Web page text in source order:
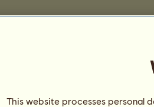
This website processes personal